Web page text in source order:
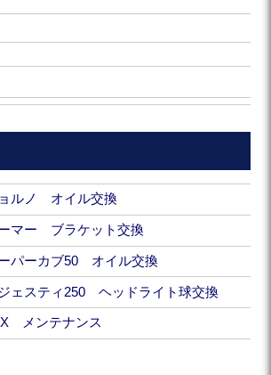
ルノ オイル交換
マー ブラケット交換
パーカブ50 オイル交換
ェスティ250 ヘッドライト球交換
メンテナンス